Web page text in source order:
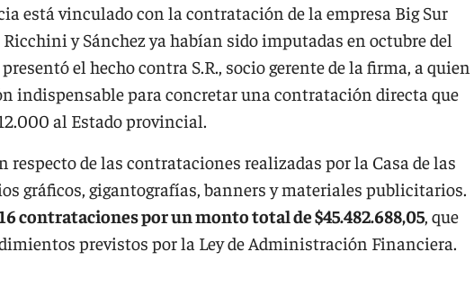
está vinculado con la contratación de la empresa Big Sur
y Sánchez ya habían sido imputadas en octubre del
el hecho contra S.R., socio gerente de la firma, a quien
indispensable para concretar una contratación directa que
al Estado provincial.
de las contrataciones realizadas por la Casa de las
gráficos, gigantografías, banners y materiales publicitarios.
contrataciones por un monto total de $45.482.688,05, que
previstos por la Ley de Administración Financiera.